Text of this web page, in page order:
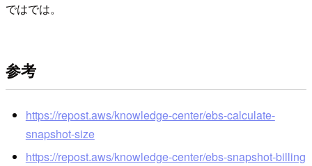
ではでは。
参考
https://repost.aws/knowledge-center/ebs-calculate-
snapshot-size
https://repost.aws/knowledge-center/ebs-snapshot-billing